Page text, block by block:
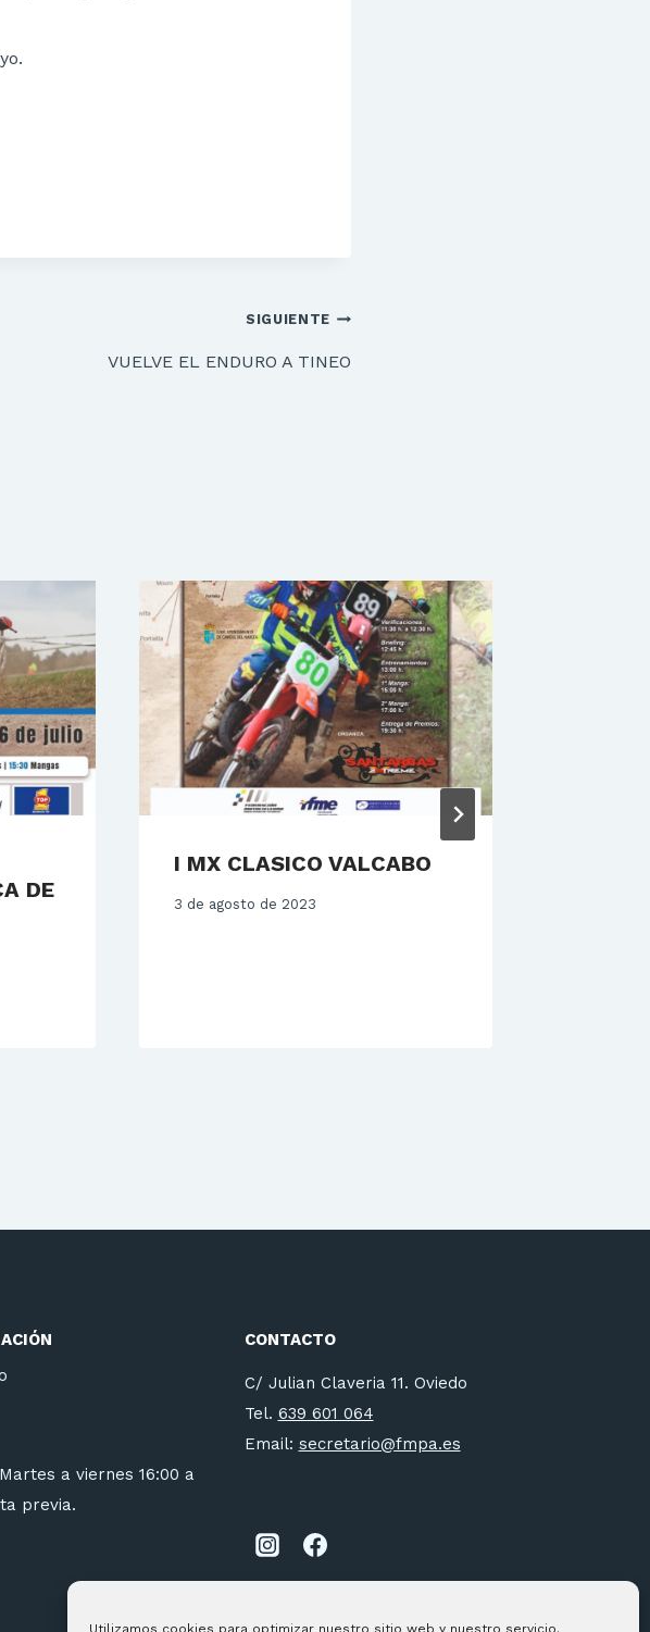
Utilizamos cookies para optimizar nuestro sitio web y nuestro servicio.
SIGUIENTE
VUELVE EL ENDURO A TINEO
DE
I MX CLASICO VALCABO
3 de agosto de 2023
a viernes 16:00 a
previa.
CONTACTO
C/ Julian Claveria 11. Oviedo
Tel. 639 601 064
Email: secretario@fmpa.es